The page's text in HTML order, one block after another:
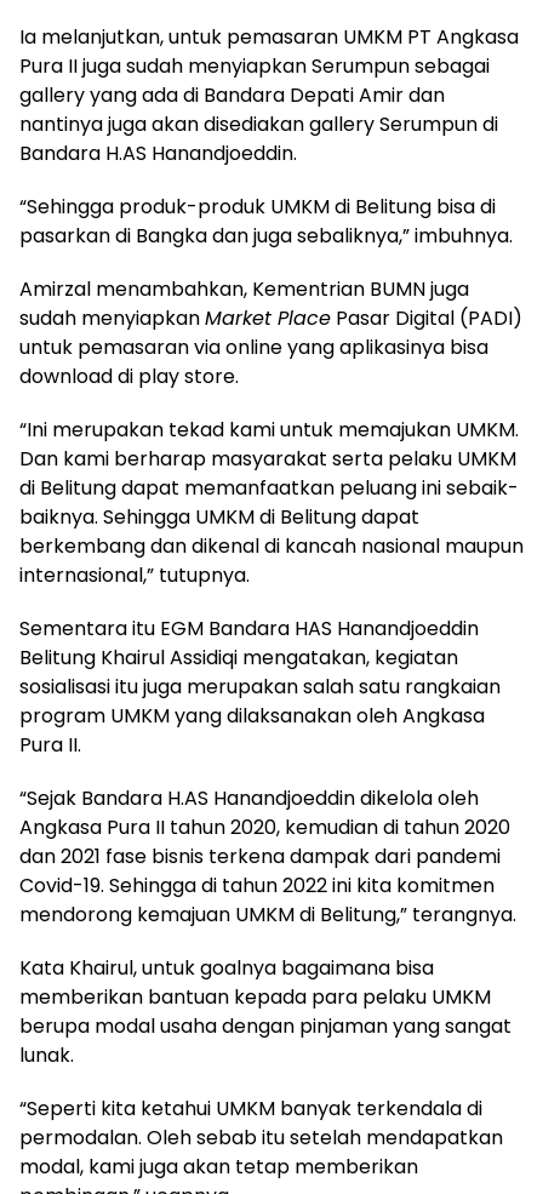
Ia melanjutkan, untuk pemasaran UMKM PT Angkasa
Pura II juga sudah menyiapkan Serumpun sebagai
gallery yang ada di Bandara Depati Amir dan
nantinya juga akan disediakan gallery Serumpun di
Bandara H.AS Hanandjoeddin.
“Sehingga produk-produk UMKM di Belitung bisa di
pasarkan di Bangka dan juga sebaliknya,” imbuhnya.
Amirzal menambahkan, Kementrian BUMN juga
sudah menyiapkanMarket Place Pasar Digital (PADI)
untuk pemasaran via online yang aplikasinya bisa
download di play store.
“Ini merupakan tekad kami untuk memajukan UMKM.
Dan kami berharap masyarakat serta pelaku UMKM
di Belitung dapat memanfaatkan peluang ini sebaik-
baiknya. Sehingga UMKM di Belitung dapat
berkembang dan dikenal di kancah nasional maupun
internasional,” tutupnya.
Sementara itu EGM Bandara HAS Hanandjoeddin
Belitung Khairul Assidiqi mengatakan, kegiatan
sosialisasi itu juga merupakan salah satu rangkaian
program UMKM yang dilaksanakan oleh Angkasa
Pura II.
“Sejak Bandara H.AS Hanandjoeddin dikelola oleh
Angkasa Pura II tahun 2020, kemudian di tahun 2020
dan 2021 fase bisnis terkena dampak dari pandemi
Covid-19. Sehingga di tahun 2022 ini kita komitmen
mendorong kemajuan UMKM di Belitung,” terangnya.
Kata Khairul, untuk goalnya bagaimana bisa
memberikan bantuan kepada para pelaku UMKM
berupa modal usaha dengan pinjaman yang sangat
lunak.
“Seperti kita ketahui UMKM banyak terkendala di
permodalan. Oleh sebab itu setelah mendapatkan
modal, kami juga akan tetap memberikan